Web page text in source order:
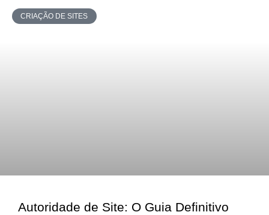
CRIAÇÃO DE SITES
Autoridade de Site: O Guia Definitivo